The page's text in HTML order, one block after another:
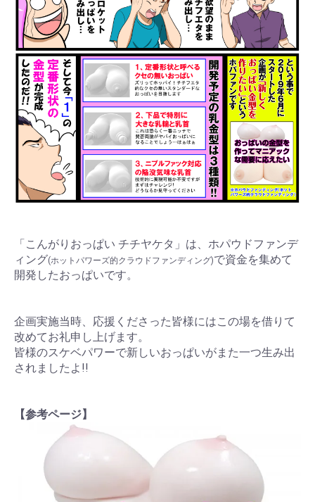
「こんがりおっぱい チチヤケタ」は、ホパウドファンデ
ィング(ホットパワーズ的クラウドファンディング)で資金を集めて
開発したおっぱいです。
企画実施当時、応援くださった皆様にはこの場を借りて
改めてお礼申し上げます。
皆様のスケベパワーで新しいおっぱいがまた一つ生み出
されましたよ!!
【参考ページ】